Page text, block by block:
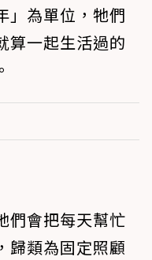
」為單位，牠們
算一起生活過的
們會把每天幫忙
歸類為固定照顧